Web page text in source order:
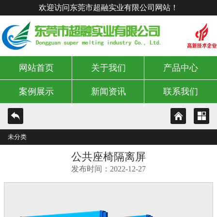
欢迎访问东莞市超融实业有限公司网站！
网站首页 关于我们 产品中心
案例展示 新闻资讯 联系我们
未分类
公共座椅隔离屏
发布时间：2022-12-27